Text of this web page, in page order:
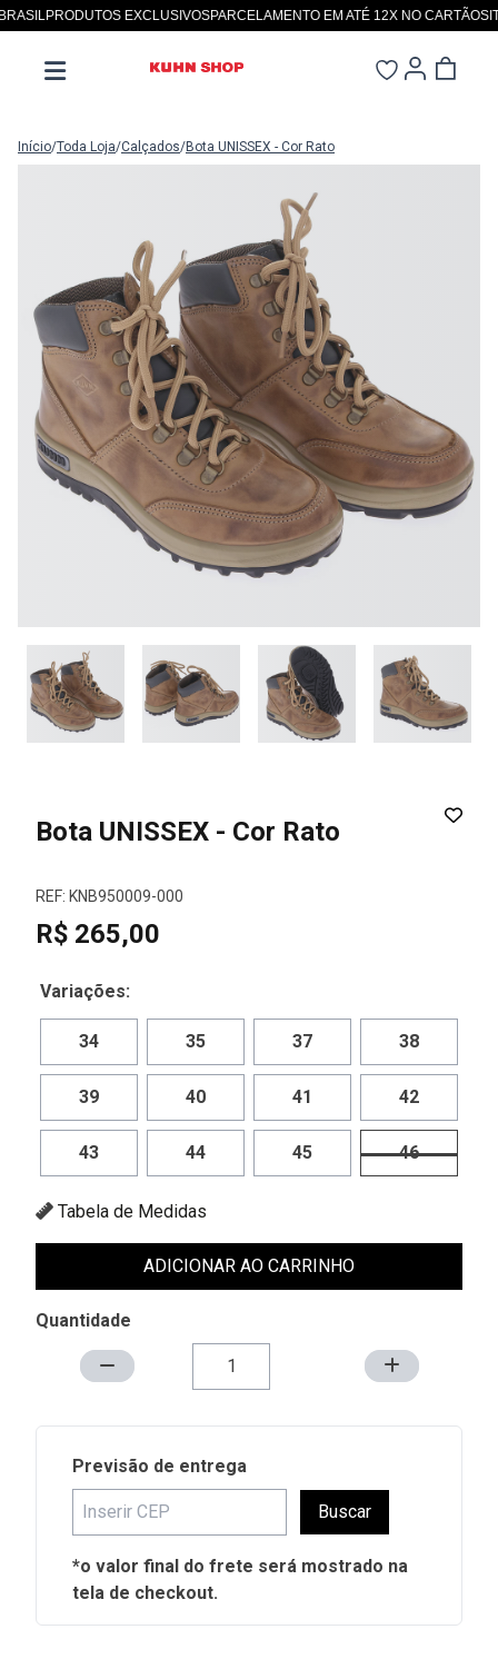
PRODUTOS EXCLUSIVOSPARCELAMENTO EM ATÉ 12X NO CARTÃOSITE
Início/Toda Loja/Calçados/Bota UNISSEX - Cor Rato
Bota UNISSEX - Cor Rato
REF: KNB950009-000
R$ 265,00
Variações:
34 35 37 38
39 40 41 42
43 44 45 46
Tabela de Medidas
ADICIONAR AO CARRINHO
Quantidade
Previsão de entrega
Buscar
*o valor final do frete será mostrado na
tela de checkout.